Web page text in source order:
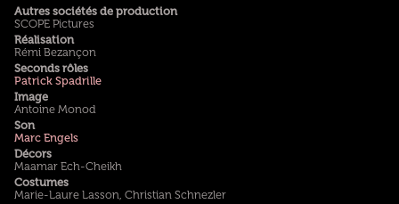
Autres sociétés de production
SCOPE Pictures
Réalisation
Rémi Bezançon
Seconds rôles
Patrick Spadrille
Image
Antoine Monod
Son
Marc Engels
Décors
Maamar Ech-Cheikh
Costumes
Marie-Laure Lasson, Christian Schnezler